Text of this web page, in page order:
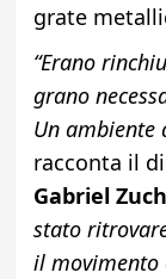
grate
“Erano
grano
Un ambiente
racconta il
Gabriel
stato
il movimento